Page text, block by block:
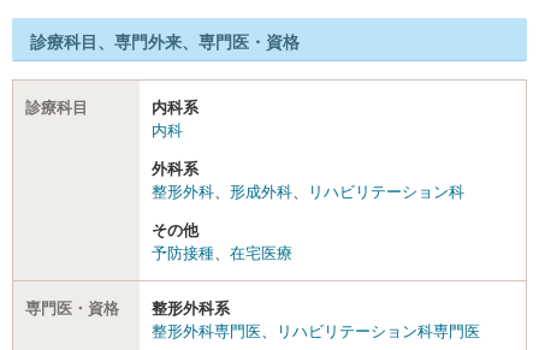
診療科目、専門外来、専門医・資格
診療科目
内科系
内科
外科系
整形外科
形成外科 リハビリテーション科
その他
予防接種
在宅医療
専門医・資格
整形外科系
整形外科専門医
リハビリテーション科専門医